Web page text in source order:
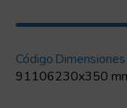
Código
91106
Dimensiones
230x350